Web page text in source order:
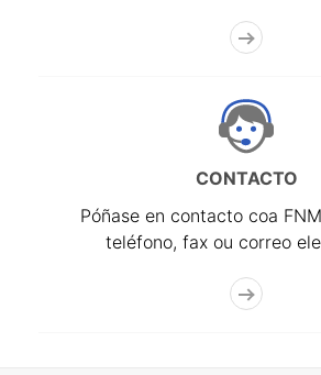
CONTACTO
Póñase en contacto coa
teléfono, fax ou correo